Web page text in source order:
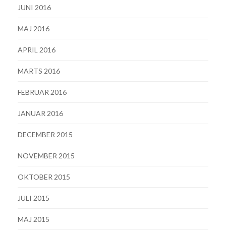
JUNI 2016
MAJ 2016
APRIL 2016
MARTS 2016
FEBRUAR 2016
JANUAR 2016
DECEMBER 2015
NOVEMBER 2015
OKTOBER 2015
JULI 2015
MAJ 2015